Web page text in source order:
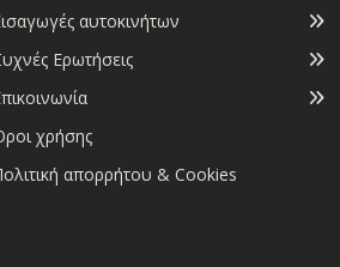
αυτοκινήτων
Ερωτήσεις
χρήσης
απορρήτου & Cookies